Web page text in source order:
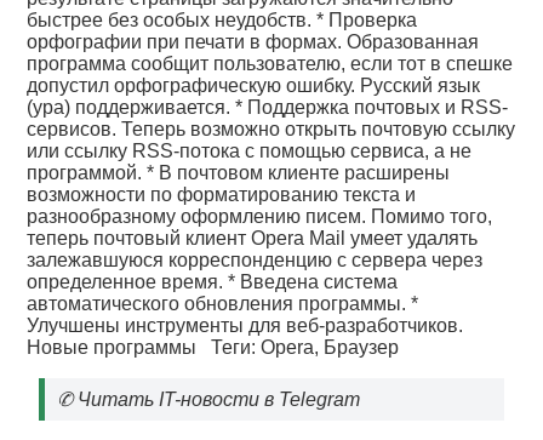
быстрее без особых неудобств. * Проверка
орфографии при печати в формах. Образованная
программа сообщит пользователю, если тот в спешке
допустил орфографическую ошибку. Русский язык
(ура) поддерживается. * Поддержка почтовых и RSS-
сервисов. Теперь возможно открыть почтовую ссылку
или ссылку RSS-потока с помощью сервиса, а не
программой. * В почтовом клиенте расширены
возможности по форматированию текста и
разнообразному оформлению писем. Помимо того,
теперь почтовый клиент Opera Mail умеет удалять
залежавшуюся корреспонденцию с сервера через
определенное время. * Введена система
автоматического обновления программы. *
Улучшены инструменты для веб-разработчиков.
Новые программы Теги:Opera, Браузер
✆Читать IT-новости в Telegram